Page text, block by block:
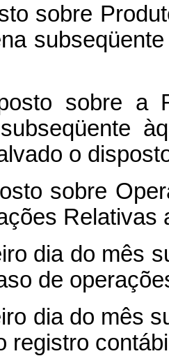
sobre
sobre a
o
sobre
Relativas
dia do mês
de
dia do mês
registro